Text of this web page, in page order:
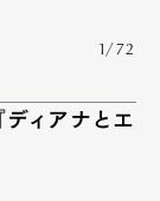
1/72
ィアナとエ